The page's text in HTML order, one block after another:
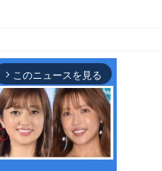
arrow_forward_ios このニュースを見る